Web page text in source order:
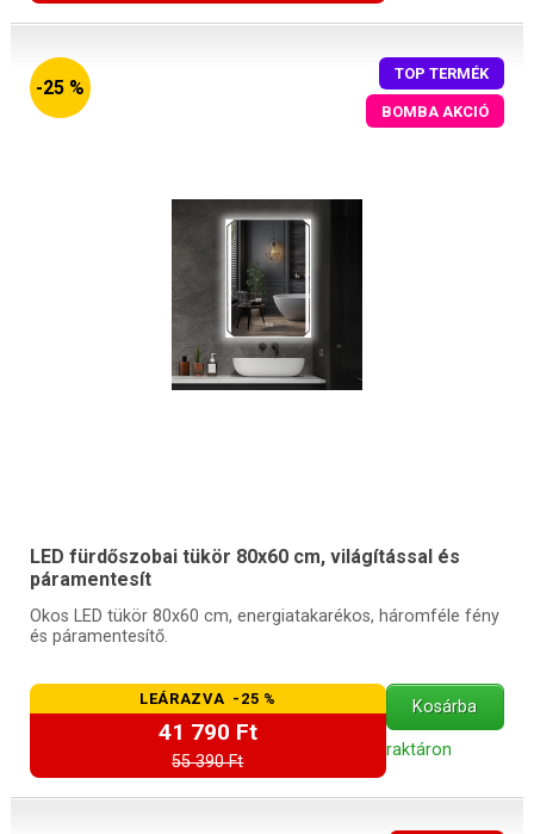
-25 %
TOP TERMÉK
BOMBA AKCIÓ
LED fürdőszobai tükör 80x60 cm, világítással és
páramentesít
Okos LED tükör 80x60 cm, energiatakarékos, háromféle fény
és páramentesítő.
LEÁRAZVA -25 %
41 790 Ft
55 390 Ft
Kosárba
raktáron